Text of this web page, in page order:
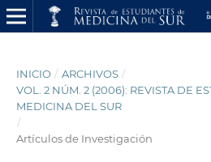
INICIO / ARCHIVOS /
VOL. 2 NÚM. 2 (2006): REVISTA DE
MEDICINA DEL SUR
/
Artículos de Investigación